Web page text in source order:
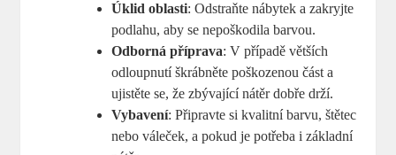
Úklid oblasti: Odstraňte nábytek a zakryjte
podlahu, aby se nepoškodila barvou.
Odborná příprava: V případě větších
odloupnutí škrábněte poškozenou část a
ujistěte se, že zbývající nátěr dobře drží.
Vybavení: Připravte si kvalitní barvu, štětec
nebo váleček, a pokud je potřeba i základní